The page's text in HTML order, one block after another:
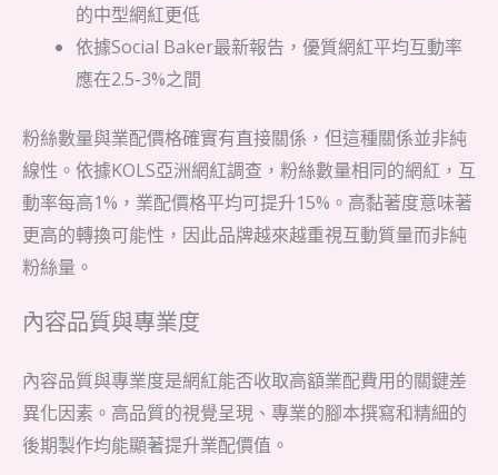
的中型網紅更低
依據Social Baker最新報告，優質網紅平均互動率
應在2.5-3%之間
粉絲數量與業配價格確實有直接關係，但這種關係並非純
線性。依據KOLS亞洲網紅調查，粉絲數量相同的網紅，互
動率每高1%，業配價格平均可提升15%。高黏著度意味著
更高的轉換可能性，因此品牌越來越重視互動質量而非純
粉絲量。
內容品質與專業度
內容品質與專業度是網紅能否收取高額業配費用的關鍵差
異化因素。高品質的視覺呈現、專業的腳本撰寫和精細的
後期製作均能顯著提升業配價值。